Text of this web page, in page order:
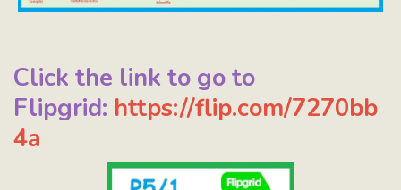
Click the link to go to
Flipgrid: https://flip.com/7270bb
4a